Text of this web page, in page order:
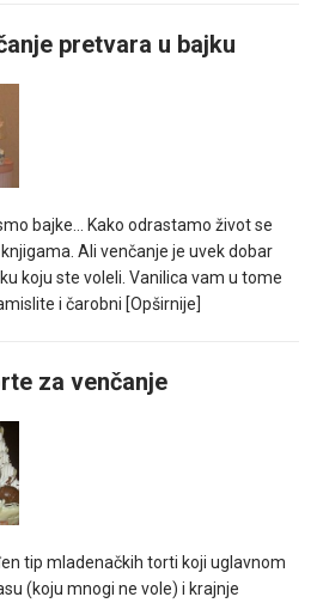
pretvara u bajku
bajke… Kako odrastamo život se
Ali venčanje je uvek dobar
koju ste voleli. Vanilica vam u tome
i čarobni [Opširnije]
za venčanje
tip mladenačkih torti koji uglavnom
(koju mnogi ne vole) i krajnje